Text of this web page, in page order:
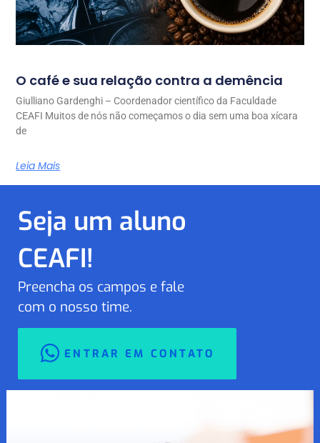
O café e sua relação contra a demência
Giulliano Gardenghi – Coordenador científico da Faculdade
CEAFI Muitos de nós não começamos o dia sem uma boa xícara
de
Leia Mais
Seja um aluno
CEAFI!
Preencha os campos e fale
com o nosso time.
ENTRAR EM CONTATO